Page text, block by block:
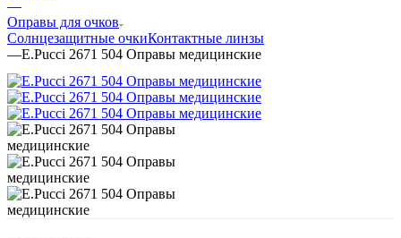
—
Оправы для очков
Солнцезащитные очкиКонтактные линзы
—E.Pucci 2671 504 Оправы медицинские